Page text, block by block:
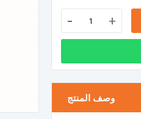
- +
وصف المنتج